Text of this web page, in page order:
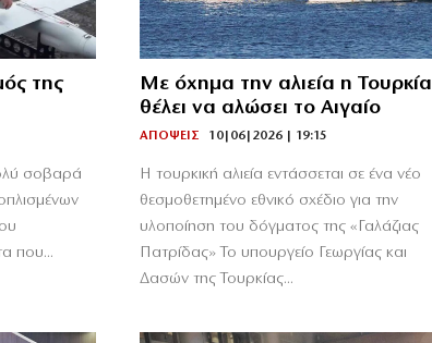
της
σοβαρά
που...
Με όχημα την αλιεία η Τουρκία
θέλει να αλώσει το Αιγαίο
ΑΠΟΨΕΙΣ 10|06|2026 | 19:15
Η τουρκική αλιεία εντάσσεται σε ένα νέο
θεσμοθετημένο εθνικό σχέδιο για την
υλοποίηση του δόγματος της «Γαλάζιας
Πατρίδας» Το υπουργείο Γεωργίας και
Δασών της Τουρκίας...